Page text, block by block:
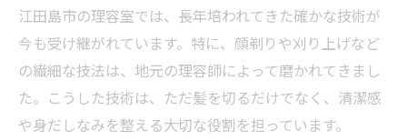
江田島市の理容室では、長年培われてきた確かな技術が
今も受け継がれています。特に、顔剃りや刈り上げなど
の繊細な技法は、地元の理容師によって磨かれてきまし
た。こうした技術は、ただ髪を切るだけでなく、清潔感
や身だしなみを整える大切な役割を担っています。